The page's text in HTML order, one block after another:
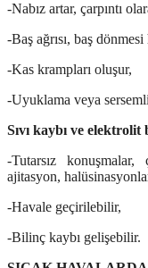
-Nabız artar, çarpıntı
-Baş ağrısı, baş
-Kas krampları oluşur,
-Uyuklama veya
Sıvı kaybı ve
-Tutarsız konuşmalar,
ajitasyon,
-Havale geçirilebilir,
-Bilinç kaybı gelişebilir.